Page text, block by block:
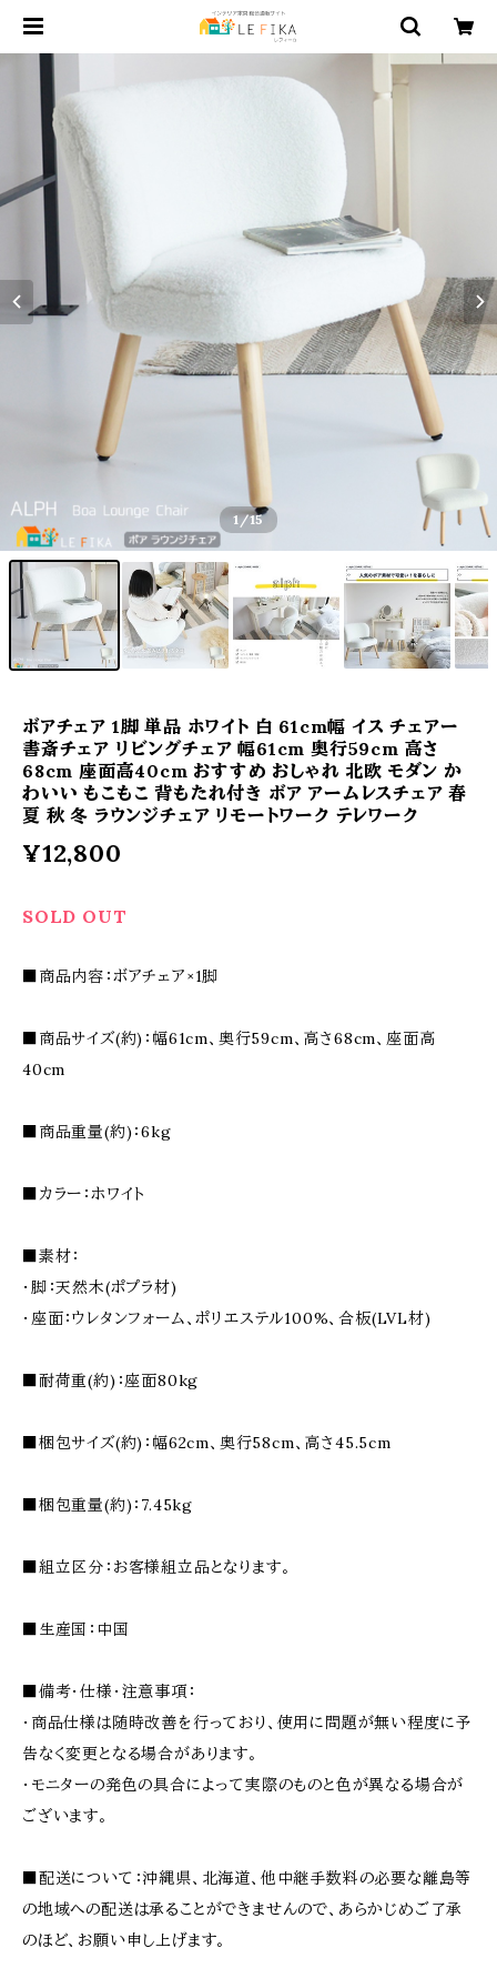
1/15
ボアチェア 1脚 単品 ホワイト 白 61cm幅 イス チェアー
書斎チェア リビングチェア 幅61cm 奥行59cm 高さ
68cm 座面高40cm おすすめ おしゃれ 北欧 モダン か
わいい もこもこ 背もたれ付き ボア アームレスチェア 春
夏 秋 冬 ラウンジチェア リモートワーク テレワーク
¥12,800
SOLD OUT
■商品内容：ボアチェア×1脚
■商品サイズ(約)：幅61cm、奥行59cm、高さ68cm、座面高
40cm
■商品重量(約)：6kg
■カラー：ホワイト
■素材：
・脚：天然木(ポプラ材)
・座面：ウレタンフォーム、ポリエステル100%、合板(LVL材)
■耐荷重(約)：座面80kg
■梱包サイズ(約)：幅62cm、奥行58cm、高さ45.5cm
■梱包重量(約)：7.45kg
■組立区分：お客様組立品となります。
■生産国：中国
■備考・仕様・注意事項：
・商品仕様は随時改善を行っており、使用に問題が無い程度に予
告なく変更となる場合があります。
・モニターの発色の具合によって実際のものと色が異なる場合が
ございます。
■配送について：沖縄県、北海道、他中継手数料の必要な離島等
の地域への配送は承ることができませんので、あらかじめご了承
のほど、お願い申し上げます。